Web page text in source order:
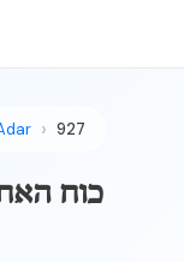
927
כוח